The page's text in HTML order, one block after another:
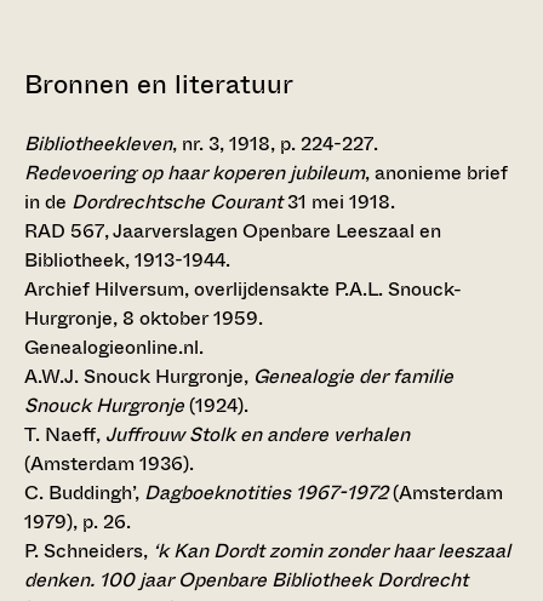
Bronnen en literatuur
Bibliotheekleven, nr. 3, 1918, p. 224-227.
Redevoering op haar koperen jubileum, anonieme brief
in de Dordrechtsche Courant31 mei 1918.
RAD 567, Jaarverslagen Openbare Leeszaal en
Bibliotheek, 1913-1944.
Archief Hilversum, overlijdensakte P.A.L. Snouck-
Hurgronje, 8 oktober 1959.
Genealogieonline.nl.
A.W.J. Snouck Hurgronje, Genealogie der familie
Snouck Hurgronje(1924).
T. Naeff, Juffrouw Stolk en andere verhalen
(Amsterdam 1936).
C. Buddingh’, Dagboeknotities 1967-1972(Amsterdam
1979), p. 26.
P. Schneiders, ‘k Kan Dordt zomin zonder haar leeszaal
denken. 100 jaar Openbare Bibliotheek Dordrecht